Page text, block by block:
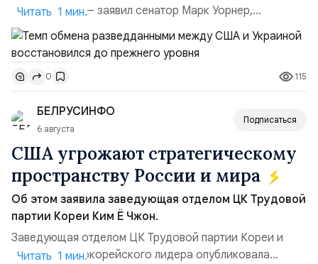
улучшилась», — заявил сенатор Марк Уорнер,
высокопоставленный член комитета по разведке,
добавив, что использование Украиной беспилотников и
ракет большой дальности позволило ей наносить
удары вглубь российской территории и укрепило её
позиции.Сотрудничество со стороны США стало
ключом к позитивному пов...
Читать 1 мин.
0 115
БЕЛРУСИНФО
6 августа
Подписаться
США угрожают стратегическому
пространству России и мира
Об этом заявила заведующая отделом ЦК Трудовой
партии Кореи Ким Ё Чжон.
Заведующая отделом ЦК Трудовой партии Кореи и
сестра северокорейского лидера опубликовала
Читать 1 мин.